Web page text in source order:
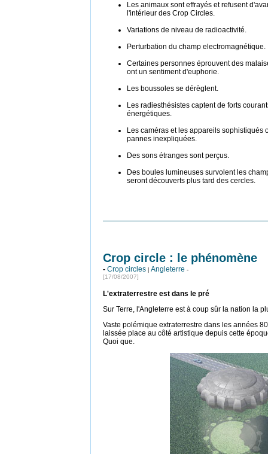
Les animaux sont effrayés et refusent
l'intérieur des Crop Circles.
Variations de niveau de radioactivité.
Perturbation du champ electromagnétique.
Certaines personnes éprouvent des
ont un sentiment d'euphorie.
Les boussoles se dérèglent.
Les radiesthésistes captent de forts
énergétiques.
Les caméras et les appareils sophistiqués
pannes inexpliquées.
Des sons étranges sont perçus.
Des boules lumineuses survolent les
seront découverts plus tard des cercles.
Crop circle : le phénomène
- Crop circles | Angleterre -
[17/08/2007]
L'extraterrestre est dans le pré
Sur Terre, l'Angleterre est à coup sûr la nation la
Vaste polémique extraterrestre dans les années
laissée place au côté artistique depuis cette
Quoi que.